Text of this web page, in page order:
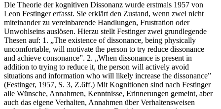
Die Theorie der kognitiven Dissonanz wurde erstmals 1957 von
Leon Festinger erfasst. Sie erklärt den Zustand, wenn zwei nicht
miteinander zu vereinbarende Handlungen, Frustration oder
Unwohlseins auslösen. Hierzu stellt Festinger zwei grundlegende
Thesen auf: 1. „The existence of dissonance, being physically
uncomfortable, will motivate the person to try reduce dissonance
and achieve consonance”. 2. „When dissonance is present in
addition to trying to reduce it, the person will actively avoid
situations and information who will likely increase the dissonance”
(Festinger, 1957, S. 3, Z.6ff.) Mit Kognitionen sind nach Festinger
alle Wünsche, Annahmen, Kenntnisse, Erinnerungen gemeint, aber
auch das eigene Verhalten, Annahmen über Verhaltensweisen